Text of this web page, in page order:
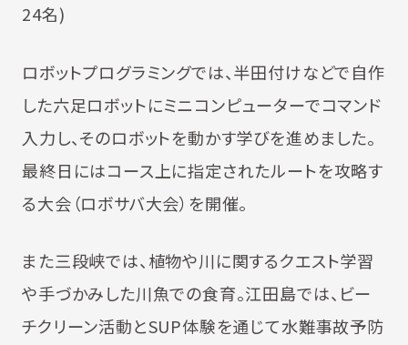
24名)
ロボットプログラミングでは、半田付けなどで自作
した六足ロボットにミニコンピューターでコマンド
入力し、そのロボットを動かす学びを進めました。
最終日にはコース上に指定されたルートを攻略す
る大会（ロボサバ大会）を開催。
また三段峡では、植物や川に関するクエスト学習
や手づかみした川魚での食育。江田島では、ビー
チクリーン活動とSUP体験を通じて水難事故予防